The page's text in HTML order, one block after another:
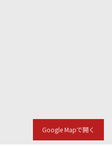
Google Mapで開く